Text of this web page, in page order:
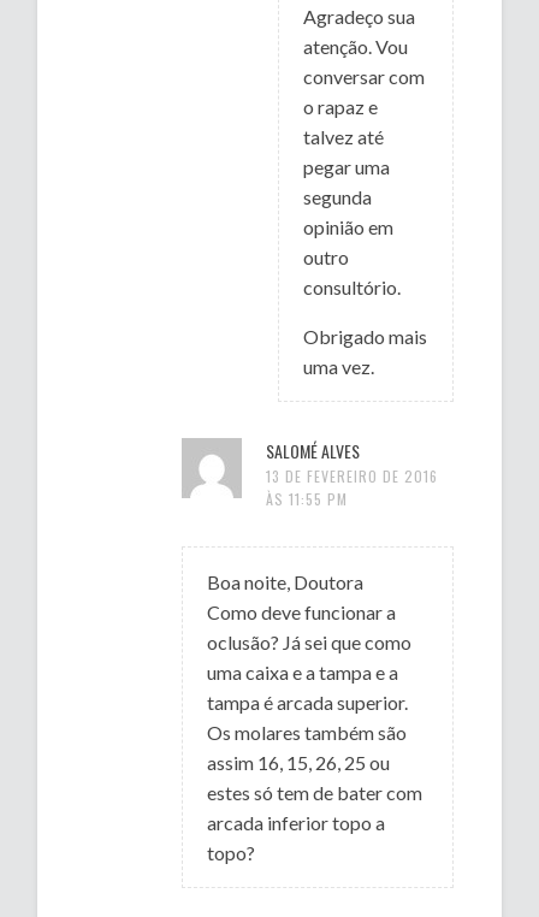
Agradeço sua
atenção. Vou
conversar com
o rapaz e
talvez até
pegar uma
segunda
opinião em
outro
consultório.
Obrigado mais
uma vez.
SALOMÉ ALVES
13 DE FEVEREIRO DE 2016
ÀS 11:55 PM
Boa noite, Doutora
Como deve funcionar a
oclusão? Já sei que como
uma caixa e a tampa e a
tampa é arcada superior.
Os molares também são
assim 16, 15, 26, 25 ou
estes só tem de bater com
arcada inferior topo a
topo?